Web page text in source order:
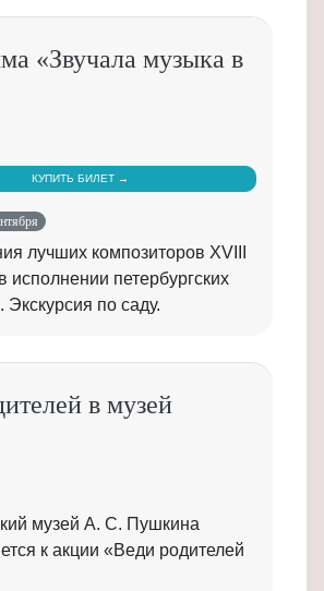
«Звучала музыка в
КУПИТЬ БИЛЕТ →
лучших композиторов XVIII
исполнении петербургских
Экскурсия по саду.
в музей
музей А. С. Пушкина
к акции «Веди родителей